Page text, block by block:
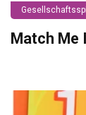
Match Me